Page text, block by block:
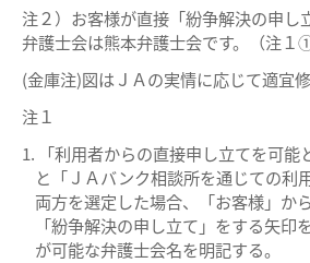
注２）お客様が直接「紛争解決の申し
弁護士会は熊本弁護士会です。（注１①
(金庫注)図はＪＡの実情に応じて適宜
注１
「利用者からの直接申し立てを可
と「ＪＡバンク相談所を通じての利
両方を選定した場合、「お客様」か
「紛争解決の申し立て」をする矢印
が可能な弁護士会名を明記する。